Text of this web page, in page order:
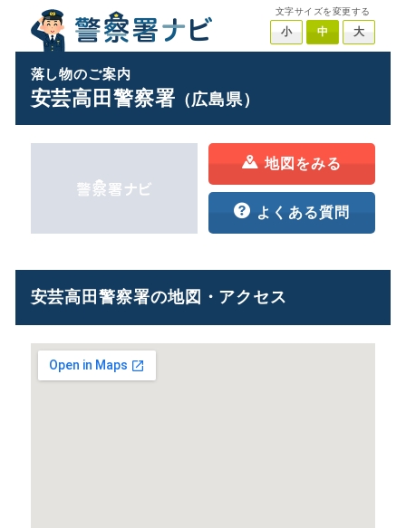
文字サイズを変更する
小 中 大
落し物のご案内
安芸高田警察署（広島県）
地図をみる
よくある質問
安芸高田警察署の地図・アクセス